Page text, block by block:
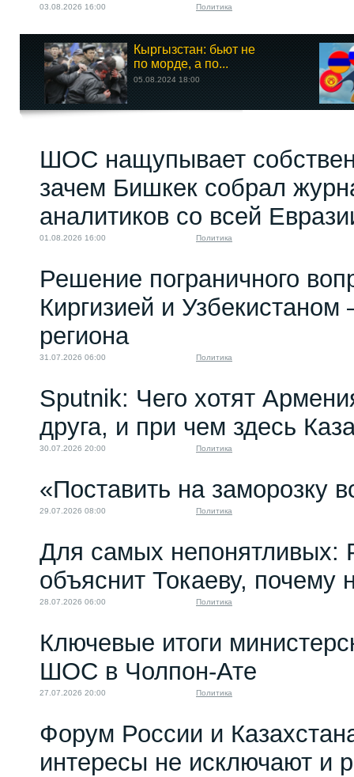
03.08.2026 16:00 Политика
Кыргызстан: бьют не
по морде, а по...
05.08.2024 18:00
ШОС нащупывает
зачем Бишкек собрал
аналитиков со всей
01.08.2026 16:00 Политика
Решение пограничного
Киргизией и Узбекистаном
региона
31.07.2026 06:00 Политика
Sputnik: Чего хотят
друга, и при чем здесь
30.07.2026 20:00 Политика
«Поставить на заморозку
29.07.2026 08:00 Политика
Для самых непонятливых:
объяснит Токаеву,
28.07.2026 06:00 Политика
Ключевые итоги
ШОС в Чолпон-Ате
27.07.2026 20:00 Политика
Форум России и
интересы не исключают и